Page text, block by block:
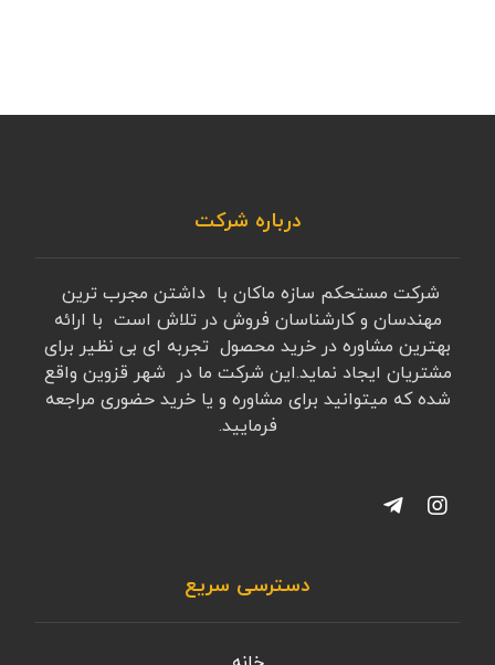
درباره شرکت
شرکت مستحکم سازه ماکان با داشتن مجرب ترین
مهندسان و کارشناسان فروش در تلاش است با ارائه
بهترین مشاوره در خرید محصول تجربه ای بی نظیر برای
مشتریان ایجاد نماید.این شرکت ما در شهر قزوین واقع
شده که میتوانید برای مشاوره و یا خرید حضوری مراجعه
فرمایید.
دسترسی سریع